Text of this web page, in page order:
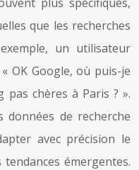
que les recherches
un utilisateur
OK Google, où puis-je
chères à Paris ? ».
données de recherche
avec précision le
émergentes.